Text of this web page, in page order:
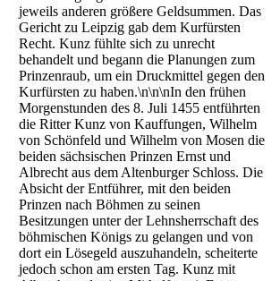
jeweils anderen größere Geldsummen. Das
Gericht zu Leipzig gab dem Kurfürsten
Recht. Kunz fühlte sich zu unrecht
behandelt und begann die Planungen zum
Prinzenraub, um ein Druckmittel gegen den
Kurfürsten zu haben.\n\n\nIn den frühen
Morgenstunden des 8. Juli 1455 entführten
die Ritter Kunz von Kauffungen, Wilhelm
von Schönfeld und Wilhelm von Mosen die
beiden sächsischen Prinzen Ernst und
Albrecht aus dem Altenburger Schloss. Die
Absicht der Entführer, mit den beiden
Prinzen nach Böhmen zu seinen
Besitzungen unter der Lehnsherrschaft des
böhmischen Königs zu gelangen und von
dort ein Lösegeld auszuhandeln, scheiterte
jedoch schon am ersten Tag. Kunz mit